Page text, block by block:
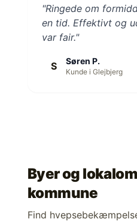
"Ringede om
en tid. Effektivt og
var fair."
S Søren P.
Kunde i Glejbjerg
Byer og
kommune
Find